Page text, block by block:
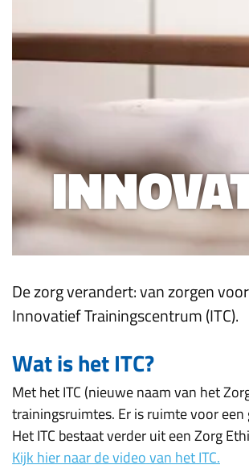
De zorg verandert: van zorgen
Innovatief Trainingscentrum (ITC).
Wat is het ITC?
Met het ITC (nieuwe naam van het
trainingsruimtes. Er is ruimte voor
Het ITC bestaat verder uit een Zorg
Kijk hier naar de video van het ITC.